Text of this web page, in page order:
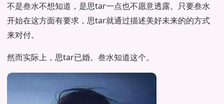
不是叁水不想知道，是思tar一点也不愿意透露。只要叁水
开始在这方面有要求，思tar就通过描述美好未来的的方式
来对付。
然而实际上，思tar已婚。叁水知道这个。